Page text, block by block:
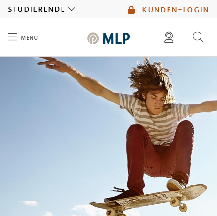
kunden-login
studierende
menü
diese website durchsuchen
mlp berater finden